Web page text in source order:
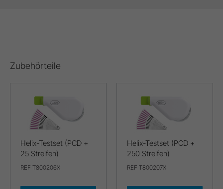
Zubehörteile
Helix-Testset (PCD +
25 Streifen)
REF T800206X
Helix-Testset (PCD +
250 Streifen)
REF T800207X